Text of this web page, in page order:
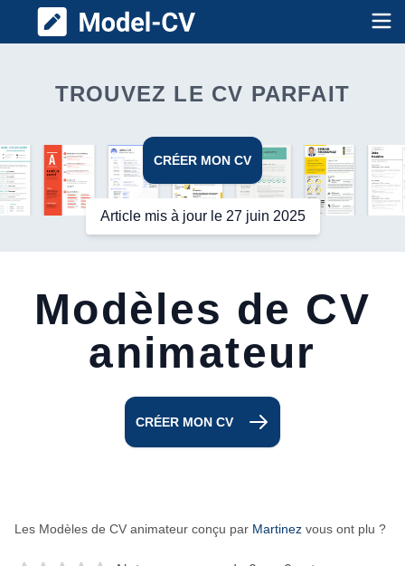
Model CV
TROUVEZ LE CV PARFAIT
CRÉER MON CV
Article mis à jour le 27 juin 2025
Modèles de CV
animateur
CRÉER MON CV
Les Modèles de CV animateur conçu par Martinez vous ont plu ?